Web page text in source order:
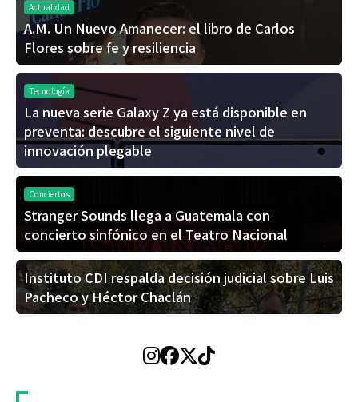
Actualidad
A.M. Un Nuevo Amanecer: el libro de Carlos
Flores sobre fe y resiliencia
Tecnología
La nueva serie Galaxy Z ya está disponible en
preventa: descubre el siguiente nivel de
innovación plegable
Conciertos
Stranger Sounds llega a Guatemala con
concierto sinfónico en el Teatro Nacional
Instituto CDI respalda decisión judicial sobre Luis
Pacheco y Héctor Chaclán